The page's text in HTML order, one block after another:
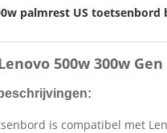
palmrest US toetsenbord
Lenovo 500w 300w
is compatibel met